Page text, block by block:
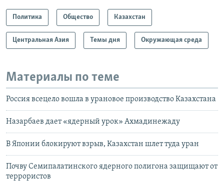
Политика Общество Казахстан
Центральная Азия Темы дня Окружающая среда
Материалы по теме
Россия всецело вошла в урановое производство Казахстана
Назарбаев дает «ядерный урок» Ахмадинежаду
В Японии блокируют взрыв, Казахстан шлет туда уран
Почву Семипалатинского ядерного полигона защищают от
террористов